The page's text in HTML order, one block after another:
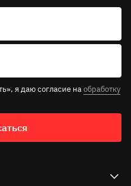
я даю согласие наобработку